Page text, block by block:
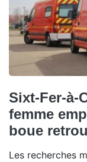
Sixt-Fer-à-
femme
boue
Les recherches